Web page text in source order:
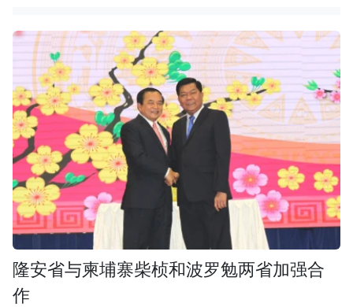
隆安省与柬埔寨柴桢和波罗勉两省加强合
作